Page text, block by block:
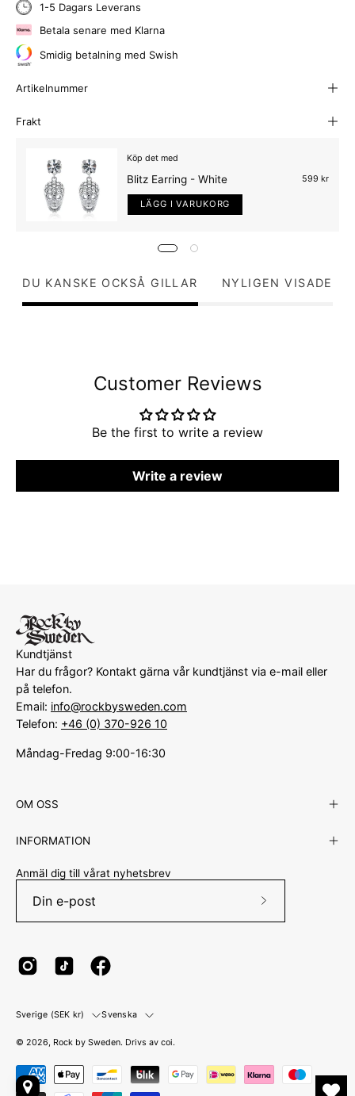
1-5 Dagars Leverans
Betala senare med Klarna
Smidig betalning med Swish
Artikelnummer
Frakt
Köp det med
Blitz Earring - White 599 kr
LÄGG I VARUKORG
DU KANSKE OCKSÅ GILLAR NYLIGEN VISADE
Customer Reviews
Be the first to write a review
Write a review
Kundtjänst
Har du frågor? Kontakt gärna vår kundtjänst via e-mail eller
på telefon.
Email: info@rockbysweden.com
Telefon: +46 (0) 370-926 10
Måndag-Fredag 9:00-16:30
OM OSS
INFORMATION
Anmäl dig till vårat nyhetsbrev
Land
Sverige (SEK kr) Språk
Svenska
© 2026, Rock by Sweden. Drivs av coi.